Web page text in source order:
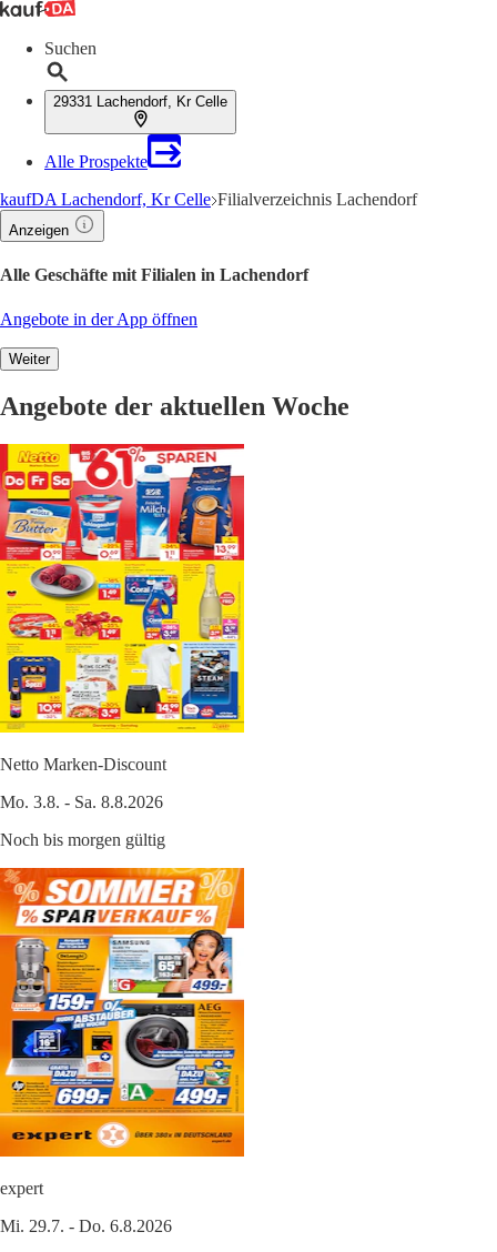
Suchen
29331 Lachendorf, Kr Celle
Alle Prospekte
kaufDA Lachendorf, Kr Celle Filialverzeichnis Lachendorf
Anzeigen
Alle Geschäfte mit Filialen in Lachendorf
Angebote in der App öffnen
Weiter
Angebote der aktuellen Woche
Netto Marken-Discount
Mo. 3.8. - Sa. 8.8.2026
Noch bis morgen gültig
expert
Mi. 29.7. - Do. 6.8.2026